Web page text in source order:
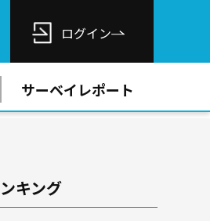
ログイン
サーベイレポート
キング